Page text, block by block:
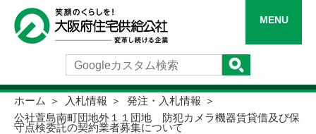
MENU
ホーム 入札情報
発注・入札情報
公社萱島南町団地外１１団地 防犯カメラ機器賃貸借及び保
守点検委託の契約業者募集について